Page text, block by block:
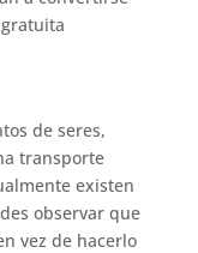
de seres,
transporte
existen
observar que
vez de hacerlo